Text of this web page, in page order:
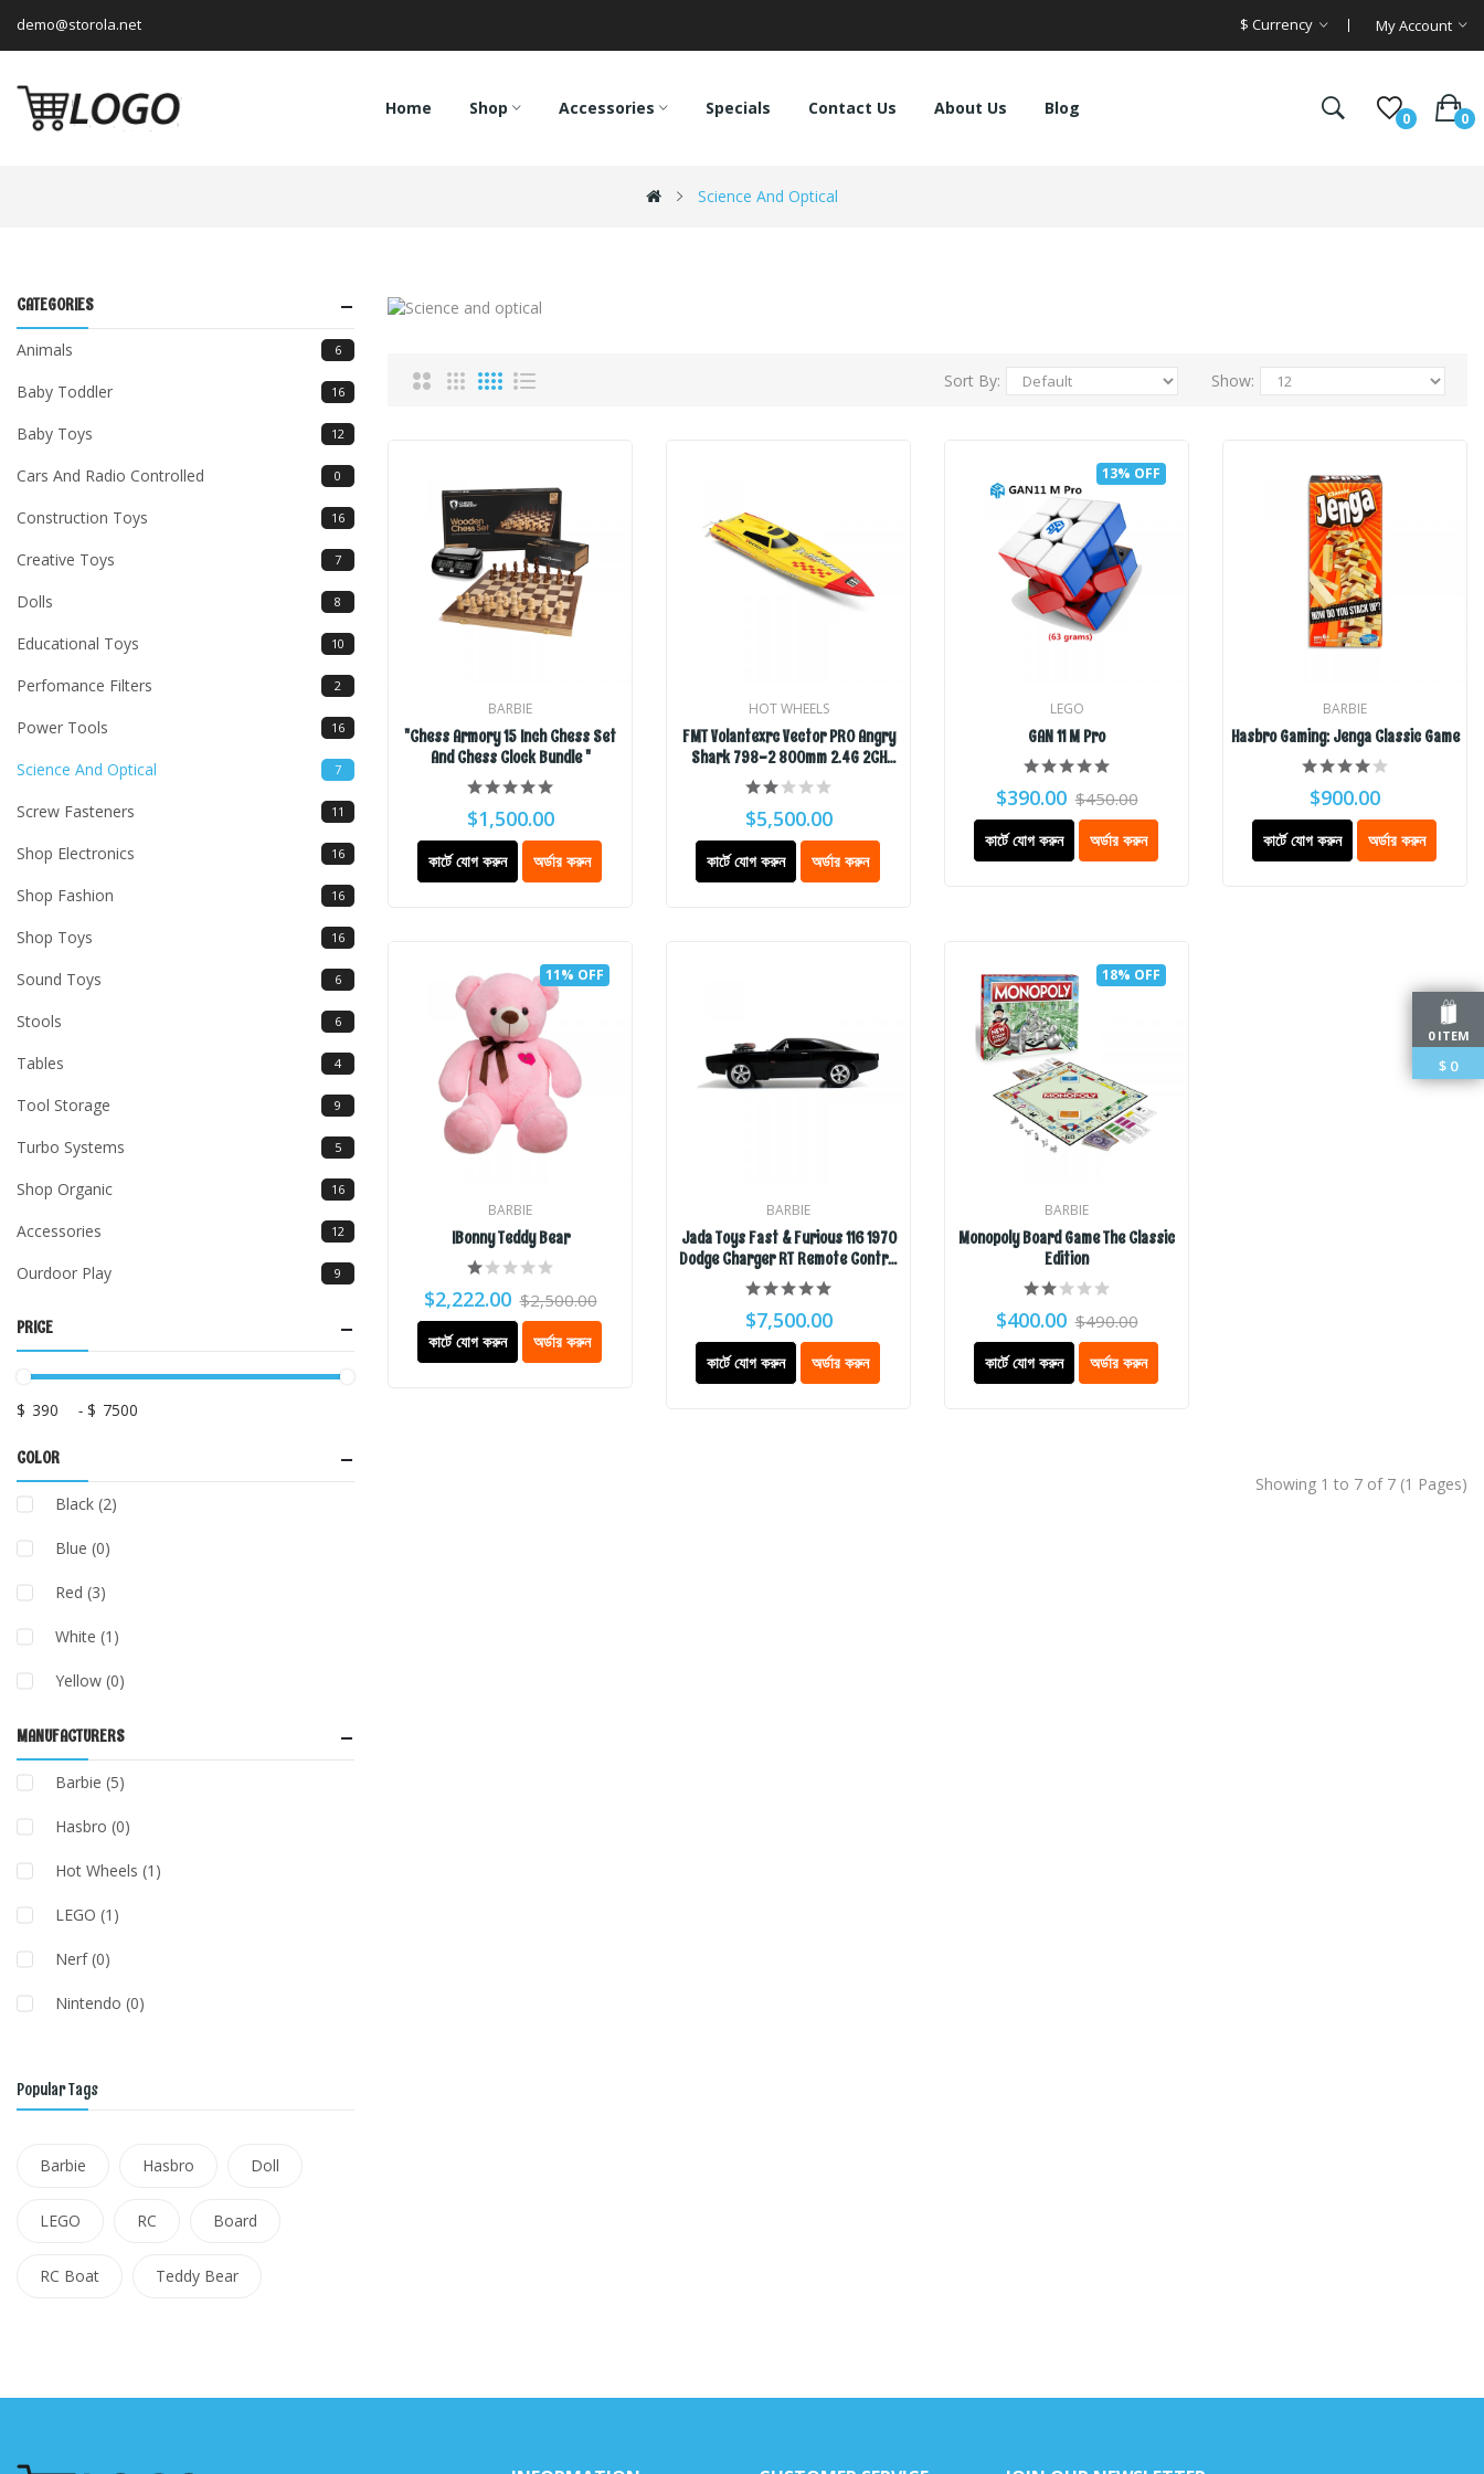
0 ITEM
$ 0
demo@storola.net $ Currency My Account
Home Shop Accessories Specials Contact Us About Us Blog
0 0
Science And Optical
PRICE
$ - $
COLOR
Black (2)
Blue (0)
Red (3)
White (1)
Yellow (0)
MANUFACTURERS
Barbie (5)
Hasbro (0)
Hot Wheels (1)
LEGO (1)
Nerf(0)
Nintendo (0)
CATEGORIES
Animals 6
Baby Toddler 16
Baby Toys 12
Cars And Radio Controlled 0
Construction Toys 16
Creative Toys 7
Dolls 8
Educational Toys 10
Perfomance Filters 2
Power Tools 16
Science And Optical 7
Screw Fasteners 11
Shop Electronics 16
Shop Fashion 16
Shop Toys 16
Sound Toys 6
Stools 6
Tables 4
Tool Storage 9
Turbo Systems 5
Shop Organic 16
Accessories 12
Ourdoor Play 9
Popular Tags
Barbie Hasbro Doll
LEGO RC Board
RC Boat Teddy Bear
Sort By: Show:
BARBIE
"Chess Armory 15 Inch Chess Set
And Chess Clock Bundle "
$1,500.00
কার্টে যোগ করুন অর্ডার করুন
HOT WHEELS
FMT Volantexrc Vector PRO Angry
Shark 798-2 800mm 2.4G 2CH
Brushless RC Boat
$5,500.00
কার্টে যোগ করুন অর্ডার করুন
13% OFF
LEGO
GAN 11 M Pro
$390.00 $450.00
কার্টে যোগ করুন অর্ডার করুন
BARBIE
Hasbro Gaming: Jenga Classic Game
$900.00
কার্টে যোগ করুন অর্ডার করুন
11% OFF
BARBIE
IBonny Teddy Bear
$2,222.00 $2,500.00
কার্টে যোগ করুন অর্ডার করুন
BARBIE
Jada Toys Fast & Furious 116 1970
Dodge Charger RT Remote Control
Car 2.4 GHz Black, Toys For Kids And
Adults
$7,500.00
কার্টে যোগ করুন অর্ডার করুন
18% OFF
BARBIE
Monopoly Board Game The Classic
Edition
$400.00 $490.00
কার্টে যোগ করুন অর্ডার করুন
Showing 1 to 7 of 7 (1 Pages)